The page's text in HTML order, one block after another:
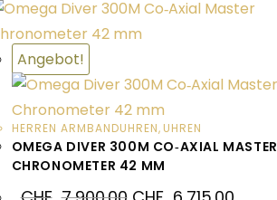
Angebot!
HERREN ARMBANDUHREN, UHREN
OMEGA DIVER 300M CO‑AXIAL MASTER
CHRONOMETER 42 MM